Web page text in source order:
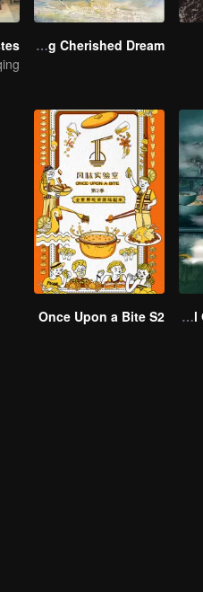
A Long Cherished Dream
Flavorful Origins: Gui Yang
Once Upon a Bite S2